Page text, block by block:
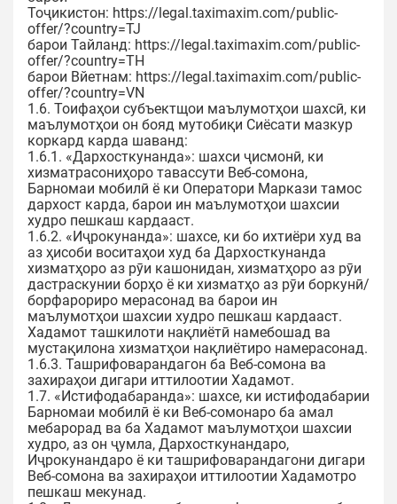
Тоҷикистон: https://legal.taximaxim.com/public-
offer/?country=TJ
барои Тайланд: https://legal.taximaxim.com/public-
offer/?country=TH
барои Вйетнам: https://legal.taximaxim.com/public-
offer/?country=VN
1.6. Тоифаҳои субъектщои маълумотҳои шахсӣ, ки
маълумотҳои он бояд мутобиқи Сиёсати мазкур
коркард карда шаванд:
1.6.1. «Дархосткунанда»: шахси ҷисмонӣ, ки
хизматрасониҳоро тавассути Веб-сомона,
Барномаи мобилӣ ё ки Оператори Маркази тамос
дархост карда, барои ин маълумотҳои шахсии
худро пешкаш кардааст.
1.6.2. «Иҷрокунанда»: шахсе, ки бо ихтиёри худ ва
аз ҳисоби воситаҳои худ ба Дархосткунанда
хизматҳоро аз рӯи кашонидан, хизматҳоро аз рӯи
дастраскунии борҳо ё ки хизматҳо аз рӯи боркунӣ/
борфарориро мерасонад ва барои ин
маълумотҳои шахсии худро пешкаш кардааст.
Хадамот ташкилоти нақлиётӣ намебошад ва
мустақилона хизматҳои нақлиётиро намерасонад.
1.6.3. Ташрифоварандагон ба Веб-сомона ва
захираҳои дигари иттилоотии Хадамот.
1.7. «Истифодабаранда»: шахсе, ки истифодабарии
Барномаи мобилӣ ё ки Веб-сомонаро ба амал
мебарорад ва ба Хадамот маълумотҳои шахсии
худро, аз он ҷумла, Дархосткунандаро,
Иҷрокунандаро ё ки ташрифоварандагони дигари
Веб-сомона ва захираҳои иттилоотии Хадамотро
пешкаш мекунад.